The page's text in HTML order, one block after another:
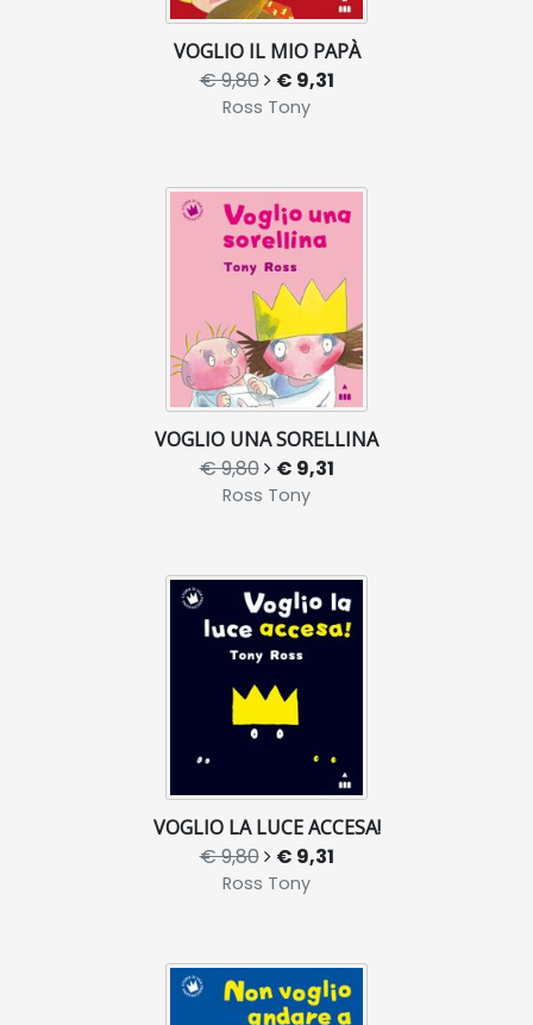
VOGLIO IL MIO PAPÀ
€ 9,80 € 9,31
Ross Tony
VOGLIO UNA SORELLINA
€ 9,80 € 9,31
Ross Tony
VOGLIO LA LUCE ACCESA!
€ 9,80 € 9,31
Ross Tony